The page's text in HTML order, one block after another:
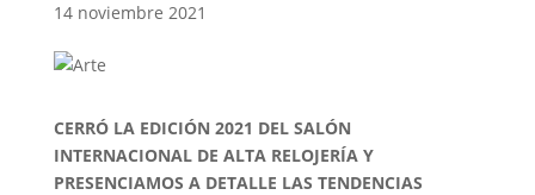
14 noviembre 2021
CERRÓ LA EDICIÓN 2021 DEL SALÓN
INTERNACIONAL DE ALTA RELOJERÍA Y
PRESENCIAMOS A DETALLE LAS TENDENCIAS